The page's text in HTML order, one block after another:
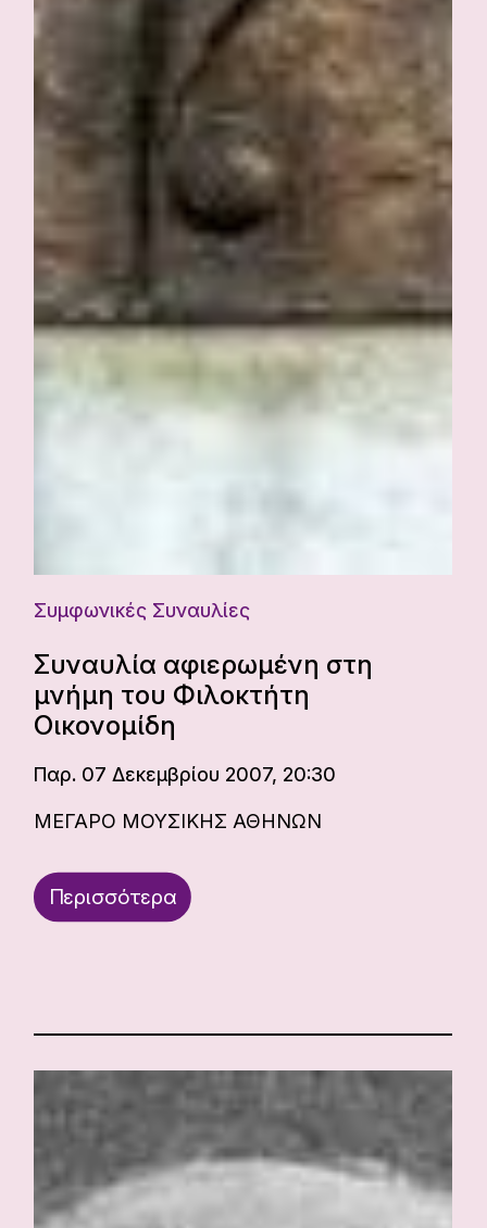
Συμφωνικές Συναυλίες
Συναυλία αφιερωμένη στη
μνήμη του Φιλοκτήτη
Οικονομίδη
Παρ. 07 Δεκεμβρίου 2007, 20:30
ΜΕΓΑΡΟ ΜΟΥΣΙΚΗΣ ΑΘΗΝΩΝ
Περισσότερα